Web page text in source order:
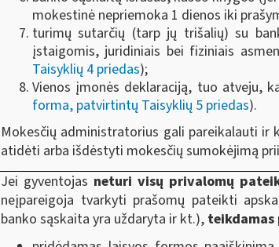
mokestinė nepriemoka 1 dienos iki
turimų sutarčių (tarp jų trišalių) su
įstaigomis, juridiniais bei fiziniais
Taisyklių 4 priedas);
Vienos įmonės deklaraciją, tuo atveju,
forma, patvirtintų Taisyklių 5 priedas).
Mokesčių administratorius gali pareikalauti
atidėti arba išdėstyti mokesčių sumokėjimą
Jei gyventojas neturi visų privalomų
neįpareigoja tvarkyti prašomų pateikti
banko sąskaita yra uždaryta ir kt.),